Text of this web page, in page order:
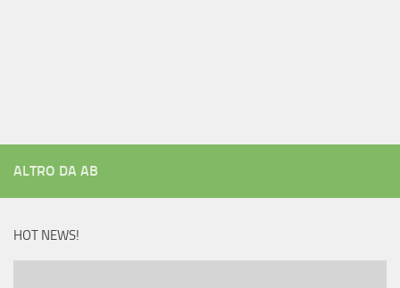
ALTRO DA AB
HOT NEWS!